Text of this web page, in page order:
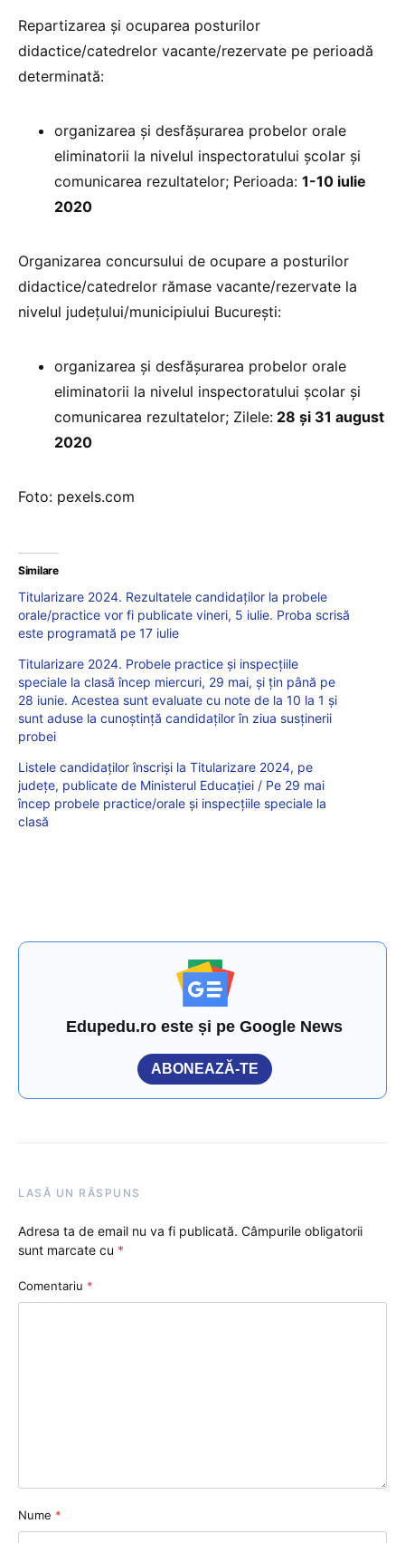
Repartizarea și ocuparea posturilor
didactice/catedrelor vacante/rezervate pe perioadă
determinată:
organizarea și desfășurarea probelor orale
eliminatorii la nivelul inspectoratului școlar și
comunicarea rezultatelor; Perioada: 1-10 iulie
2020
Organizarea concursului de ocupare a posturilor
didactice/catedrelor rămase vacante/rezervate la
nivelul județului/municipiului București:
organizarea și desfășurarea probelor orale
eliminatorii la nivelul inspectoratului școlar și
comunicarea rezultatelor; Zilele: 28 și 31 august
2020
Foto: pexels.com
Similare
Titularizare 2024. Rezultatele candidaților la probele
orale/practice vor fi publicate vineri, 5 iulie. Proba scrisă
este programată pe 17 iulie
Titularizare 2024. Probele practice și inspecțiile
speciale la clasă încep miercuri, 29 mai, și țin până pe
28 iunie. Acestea sunt evaluate cu note de la 10 la 1 și
sunt aduse la cunoștință candidaților în ziua susținerii
probei
Listele candidaților înscriși la Titularizare 2024, pe
județe, publicate de Ministerul Educației / Pe 29 mai
încep probele practice/orale și inspecțiile speciale la
clasă
Edupedu.ro este și pe Google News
ABONEAZĂ-TE
LASĂ UN RĂSPUNS
Adresa ta de email nu va fi publicată. Câmpurile obligatorii
sunt marcate cu *
Comentariu *
Nume *